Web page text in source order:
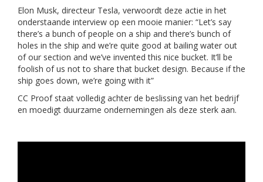
Elon Musk, directeur Tesla, verwoordt deze actie in het
onderstaande interview op een mooie manier: “Let’s say
there’s a bunch of people on a ship and there’s bunch of
holes in the ship and we’re quite good at bailing water out
of our section and we’ve invented this nice bucket. It’ll be
foolish of us not to share that bucket design. Because if the
ship goes down, we’re going with it”
CC Proof staat volledig achter de beslissing van het bedrijf
en moedigt duurzame ondernemingen als deze sterk aan.